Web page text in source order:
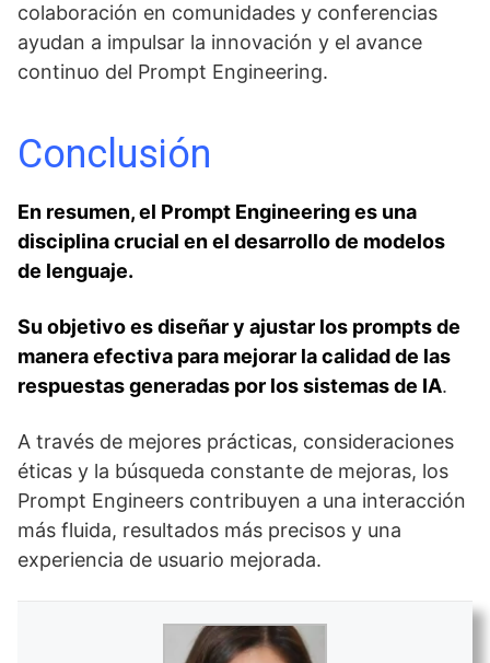
colaboración en comunidades y conferencias
ayudan a impulsar la innovación y el avance
continuo del Prompt Engineering.
Conclusión
En resumen, el Prompt Engineering es una
disciplina crucial en el desarrollo de modelos
de lenguaje.
Su objetivo es diseñar y ajustar los prompts de
manera efectiva para mejorar la calidad de las
respuestas generadas por los sistemas de IA.
A través de mejores prácticas, consideraciones
éticas y la búsqueda constante de mejoras, los
Prompt Engineers contribuyen a una interacción
más fluida, resultados más precisos y una
experiencia de usuario mejorada.